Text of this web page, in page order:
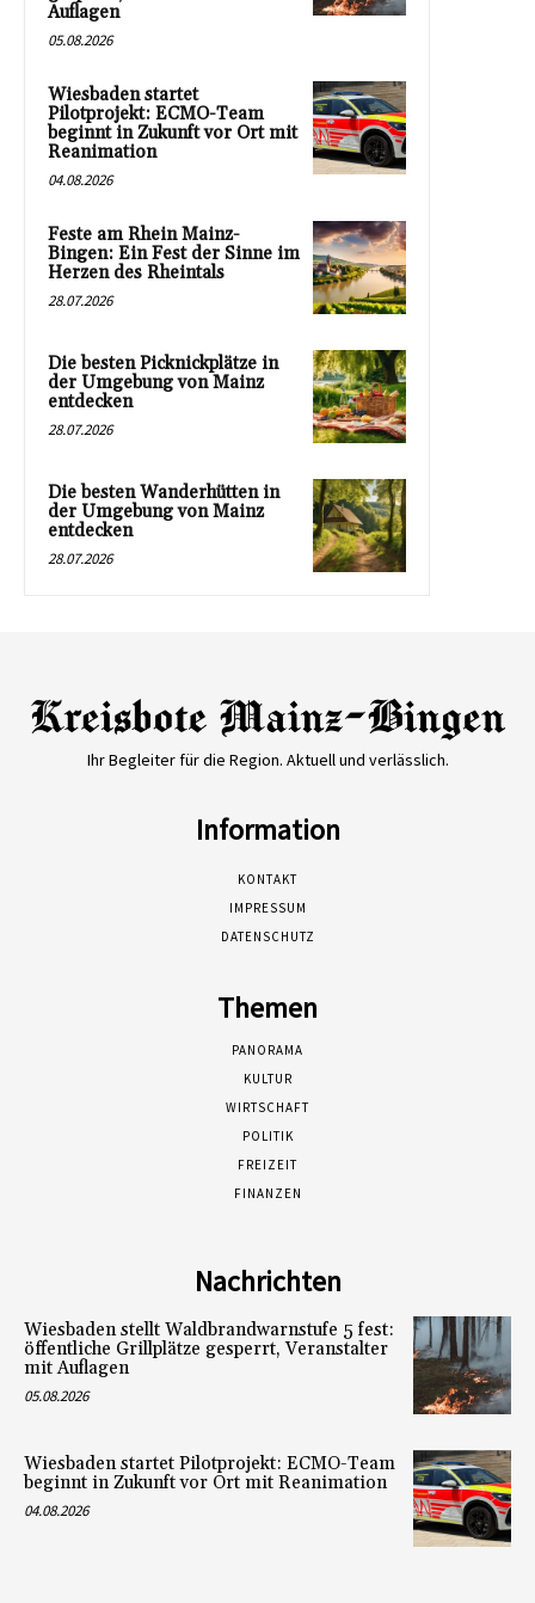
Auflagen
05.08.2026
Wiesbaden startet
Pilotprojekt: ECMO-Team
beginnt in Zukunft vor Ort mit
Reanimation
04.08.2026
Feste am Rhein Mainz-
Bingen: Ein Fest der Sinne im
Herzen des Rheintals
28.07.2026
Die besten Picknickplätze in
der Umgebung von Mainz
entdecken
28.07.2026
Die besten Wanderhütten in
der Umgebung von Mainz
entdecken
28.07.2026
Ihr Begleiter für die Region. Aktuell und verlässlich.
Information
KONTAKT
IMPRESSUM
DATENSCHUTZ
Themen
PANORAMA
KULTUR
WIRTSCHAFT
POLITIK
FREIZEIT
FINANZEN
Nachrichten
Wiesbaden stellt Waldbrandwarnstufe 5 fest:
öffentliche Grillplätze gesperrt, Veranstalter
mit Auflagen
05.08.2026
Wiesbaden startet Pilotprojekt: ECMO-Team
beginnt in Zukunft vor Ort mit Reanimation
04.08.2026